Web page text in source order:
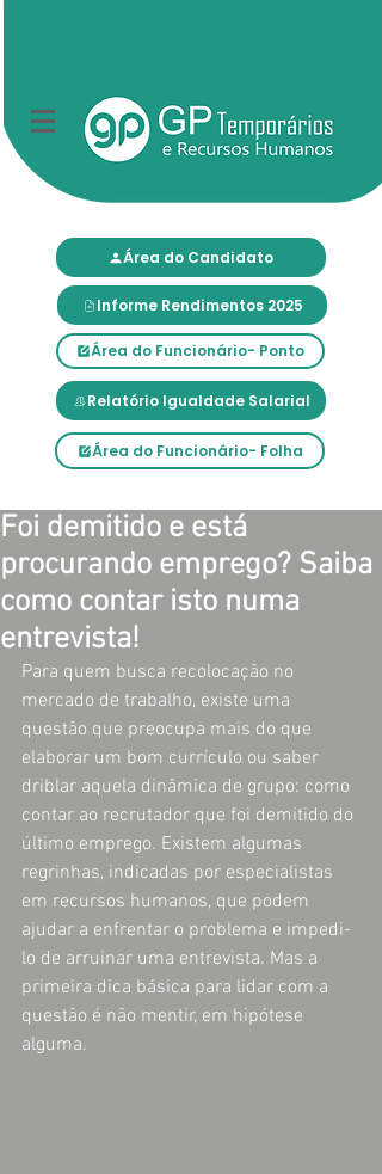
Área do Candidato
Informe Rendimentos 2025
Área do Funcionário- Ponto
Relatório Igualdade Salarial
Área do Funcionário- Folha
Foi demitido e está
procurando emprego? Saiba
como contar isto numa
entrevista!
Para quem busca recolocação no
mercado de trabalho, existe uma
questão que preocupa mais do que
elaborar um bom currículo ou saber
driblar aquela dinâmica de grupo: como
contar ao recrutador que foi demitido do
último emprego. Existem algumas
regrinhas, indicadas por especialistas
em recursos humanos, que podem
ajudar a enfrentar o problema e impedi-
lo de arruinar uma entrevista. Mas a
primeira dica básica para lidar com a
questão é não mentir, em hipótese
alguma.